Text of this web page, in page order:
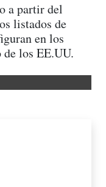
a partir del
listados de
en los
los EE.UU.